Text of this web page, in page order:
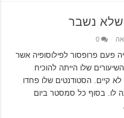
שלא נשבר
0
פעם פרופסור לפילוסופיה אשר
שלו הייתה להוכיח
קיים. הסטודנטים שלו פחדו
לו. בסוף כל סמסטר ביום